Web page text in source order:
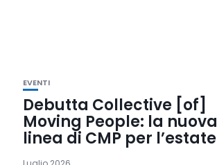
EVENTI
Debutta Collective [of]
Moving People: la nuova
linea di CMP per l’estate